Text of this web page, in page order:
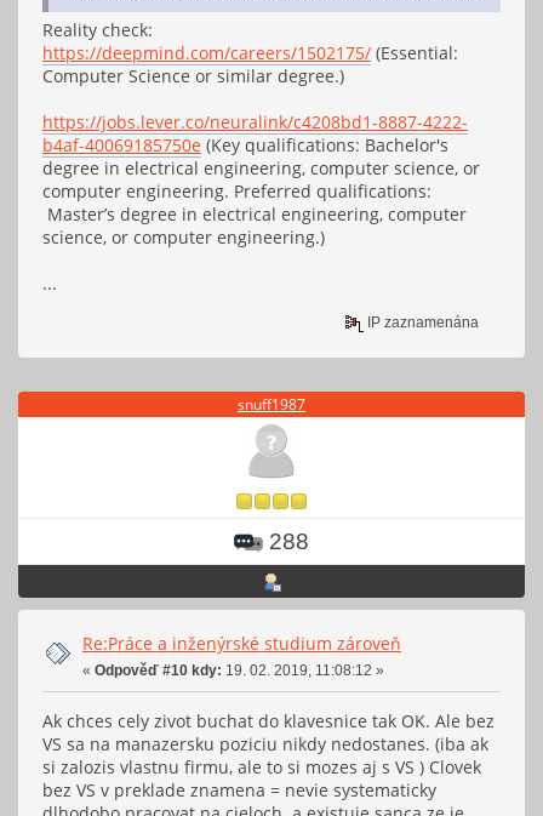
Reality check:
https://deepmind.com/careers/1502175/ (Essential:
Computer Science or similar degree.)
https://jobs.lever.co/neuralink/c4208bd1-8887-4222-
b4af-40069185750e (Key qualifications: Bachelor's
degree in electrical engineering, computer science, or
computer engineering. Preferred qualifications:
Master’s degree in electrical engineering, computer
science, or computer engineering.)
...
IP zaznamenána
snuff1987
288
Re:Práce a inženýrské studium zároveň
« Odpověď #10 kdy: 19. 02. 2019, 11:08:12 »
Ak chces cely zivot buchat do klavesnice tak OK. Ale bez
VS sa na manazersku poziciu nikdy nedostanes. (iba ak
si zalozis vlastnu firmu, ale to si mozes aj s VS ) Clovek
bez VS v preklade znamena = nevie systematicky